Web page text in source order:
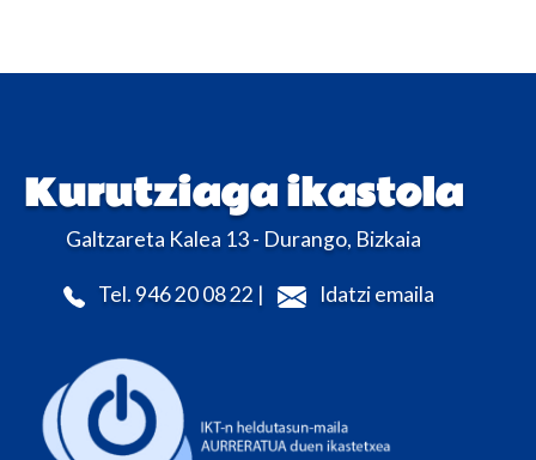
Kurutziaga ikastola
Galtzareta Kalea 13 - Durango, Bizkaia
Tel. 946 20 08 22 | Idatzi emaila